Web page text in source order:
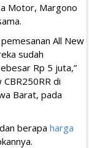
Motor, Margono
All New
sudah
Rp 5 juta,”
di
Barat, pada
berapa harga